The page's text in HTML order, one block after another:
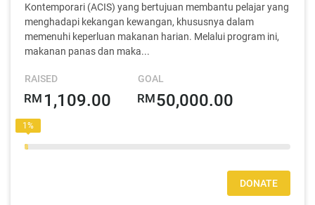
Kontemporari (ACIS) yang bertujuan membantu pelajar yang
menghadapi kekangan kewangan, khususnya dalam
memenuhi keperluan makanan harian. Melalui program ini,
makanan panas dan maka...
RAISED
RM 1,109.00
GOAL
RM50,000.00
1%
DONATE